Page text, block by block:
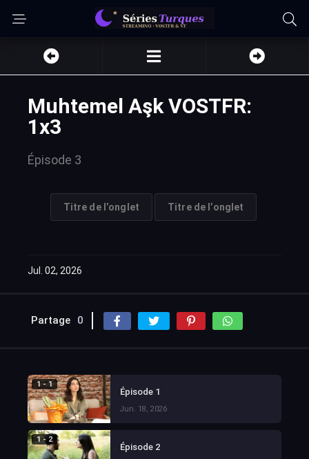
Muhtemel Aşk VOSTFR:
1x3
Épisode 3
Titre de l’onglet Titre de l’onglet
Jul. 02, 2026
Partage 0
1 - 1
Épisode 1
Jun. 18, 2026
1 - 2
Épisode 2